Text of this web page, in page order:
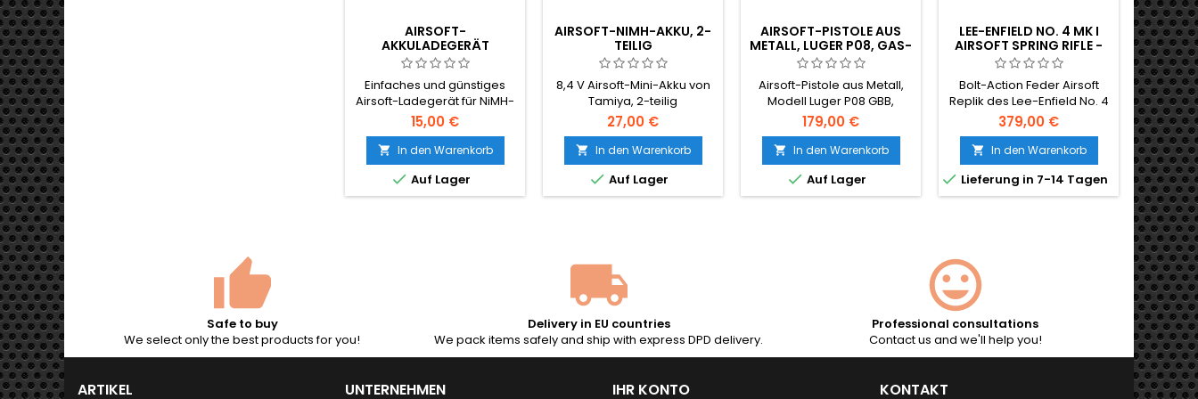
AIRSOFT-
AKKULADEGERÄT
Einfaches und günstiges
Airsoft-Ladegerät für NiMH-
Akkus
15,00 €
 In den Warenkorb
 Auf Lager
AIRSOFT-NIMH-AKKU, 2-
TEILIG
8,4 V Airsoft-Mini-Akku von
Tamiya, 2-teilig
27,00 €
 In den Warenkorb
 Auf Lager
AIRSOFT-PISTOLE AUS
METALL, LUGER P08, GAS-
BLOWBACK
Airsoft-Pistole aus Metall,
Modell Luger P08 GBB,
betrieben mit Green Gas.
Eine Nachbildung einer der
legendärsten Pistolen aller
Zeiten, hergestellt in Taiwan,
komplett aus Metall, schwer
und robust.
179,00 €
 In den Warenkorb
 Auf Lager
LEE-ENFIELD NO. 4 MK I
AIRSOFT SPRING RIFLE -
REAL WOOD, DAS
BRITISCHE DIENSTGEWEHR
AUS DEM ZWEITEN
WELTKRIEG
Bolt-Action Feder Airsoft
Replik des Lee-Enfield No. 4
Mk I - die Standard-Britische
und Commonwealth-
Service-Gewehr des
Zweiten Weltkriegs.
Echtholz-Schaft und Griff,
Metall-Aktion, 30-Schuss-
379,00 €
 In den Warenkorb
 Lieferung in 7-14 Tagen
MP18
der
die von
110-

Safe to buy
We select only the best products for you!
Delivery in EU countries
We pack items safely and ship with express DPD delivery.
Professional consultations
Contact us and we'll help you!
ARTIKEL UNTERNEHMEN IHR KONTO KONTAKT